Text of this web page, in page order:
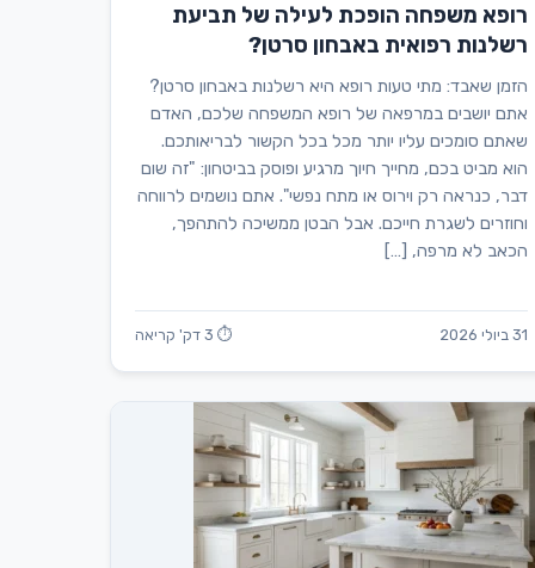
רופא משפחה הופכת לעילה של תביעת
רשלנות רפואית באבחון סרטן?
הזמן שאבד: מתי טעות רופא היא רשלנות באבחון סרטן?
אתם יושבים במרפאה של רופא המשפחה שלכם, האדם
שאתם סומכים עליו יותר מכל בכל הקשור לבריאותכם.
הוא מביט בכם, מחייך חיוך מרגיע ופוסק בביטחון: "זה שום
דבר, כנראה רק וירוס או מתח נפשי". אתם נושמים לרווחה
וחוזרים לשגרת חייכם. אבל הבטן ממשיכה להתהפך,
הכאב לא מרפה, […]
31 ביולי 2026 ⏱ 3 דק' קריאה